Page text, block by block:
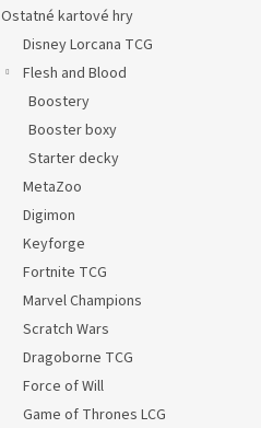
Ostatné kartové hry
Disney Lorcana TCG
Flesh and Blood
Boostery
Booster boxy
Starter decky
MetaZoo
Digimon
Keyforge
Fortnite TCG
Marvel Champions
Scratch Wars
Dragoborne TCG
Force of Will
Game of Thrones LCG